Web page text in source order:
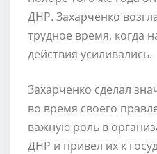
ДНР. Захарченко
трудное время, когда
действия усиливались.
Захарченко сделал
во время своего
важную роль в
ДНР и привел их к